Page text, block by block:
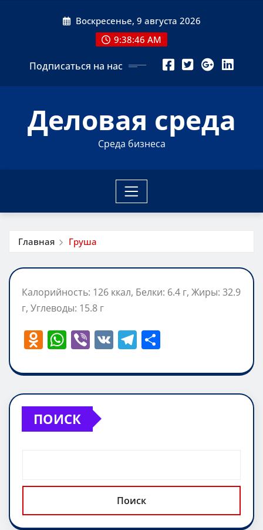
Воскресенье, 9 августа 2026
9:38:47 AM
Подписаться на нас
Деловая среда
Среда бизнеса
Главная Груша
Калорийность: 126 ккал, Белки: 6.4 г, Жиры: 32.9
г, Углеводы: 15.8 г
O
n
o
kl
a
ki
W
at
s
A
p
Vi
er
V T
e
gr
п
р
ь
ПОИСК
Поиск